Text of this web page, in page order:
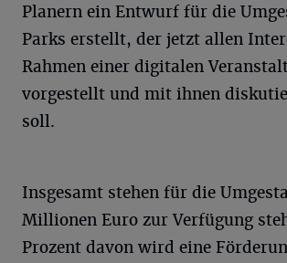
Planern ein Entwurf für die
Parks erstellt, der jetzt allen
Rahmen einer digitalen
vorgestellt und mit ihnen
soll.
Insgesamt stehen für die
Millionen Euro zur Verfügung
Prozent davon wird eine